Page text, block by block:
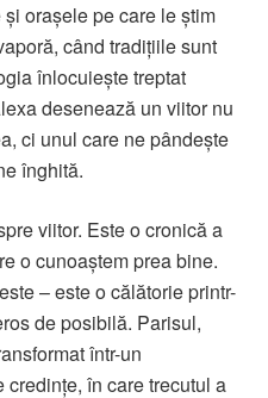
orașele pe care le știm
când tradițiile sunt
înlocuiește treptat
desenează un viitor nu
ci unul care ne pândește
înghită.
viitor. Este o cronică a
o cunoaștem prea bine.
– este o călătorie printr-
de posibilă. Parisul,
într-un
în care trecutul a